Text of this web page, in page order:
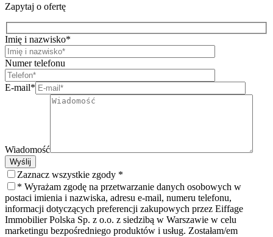
Zapytaj o ofertę
Imię i nazwisko*
Numer telefonu
E-mail*
Wiadomość
Wyślij
Zaznacz wszystkie zgody *
* Wyrażam zgodę na przetwarzanie danych osobowych w
postaci imienia i nazwiska, adresu e-mail, numeru telefonu,
informacji dotyczących preferencji zakupowych przez Eiffage
Immobilier Polska Sp. z o.o. z siedzibą w Warszawie w celu
marketingu bezpośredniego produktów i usług. Zostałam/em